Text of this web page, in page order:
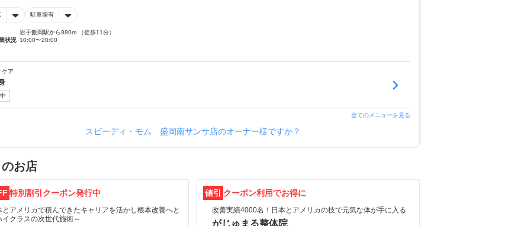
駐車場有
岩手飯岡駅から880m （徒歩11分）
状況 10:00〜20:00
ケア
全てのメニューを見る
スピーディ・モム 盛岡南サンサ店のオーナー様ですか？
お店
特別割引クーポン発行中
とアメリカで積んできたキャリアを活かし根本改善へと
イクラスの次世代施術～
値引 クーポン利用でお得に
改善実績4000名！日本とアメリカの技で元気な体が手に入る
がじゅまる整体院